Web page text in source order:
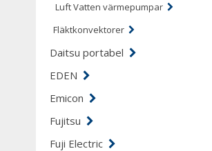
Luft Vatten värmepumpar
Fläktkonvektorer
Daitsu portabel
EDEN
Emicon
Fujitsu
Fuji Electric